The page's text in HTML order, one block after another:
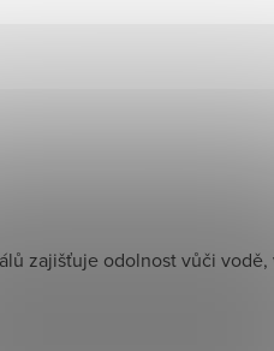
zajišťuje odolnost vůči